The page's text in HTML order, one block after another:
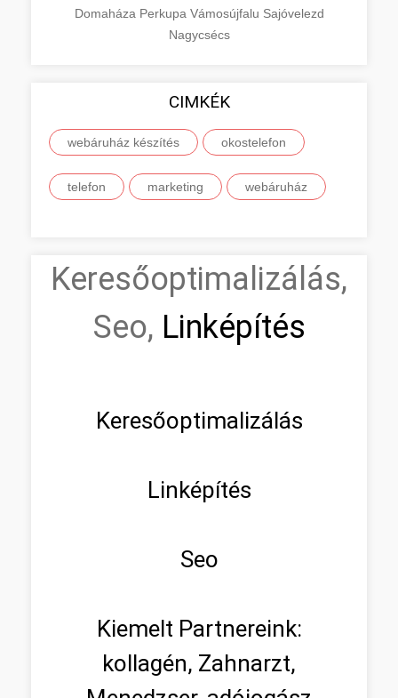
Domaháza Perkupa Vámosújfalu Sajóvelezd
Nagycsécs
CIMKÉK
webáruház készítés okostelefon
telefon marketing webáruház
Keresőoptimalizálás,
Seo, Linképítés
Keresőoptimalizálás
Linképítés
Seo
Kiemelt Partnereink:
kollagén, Zahnarzt,